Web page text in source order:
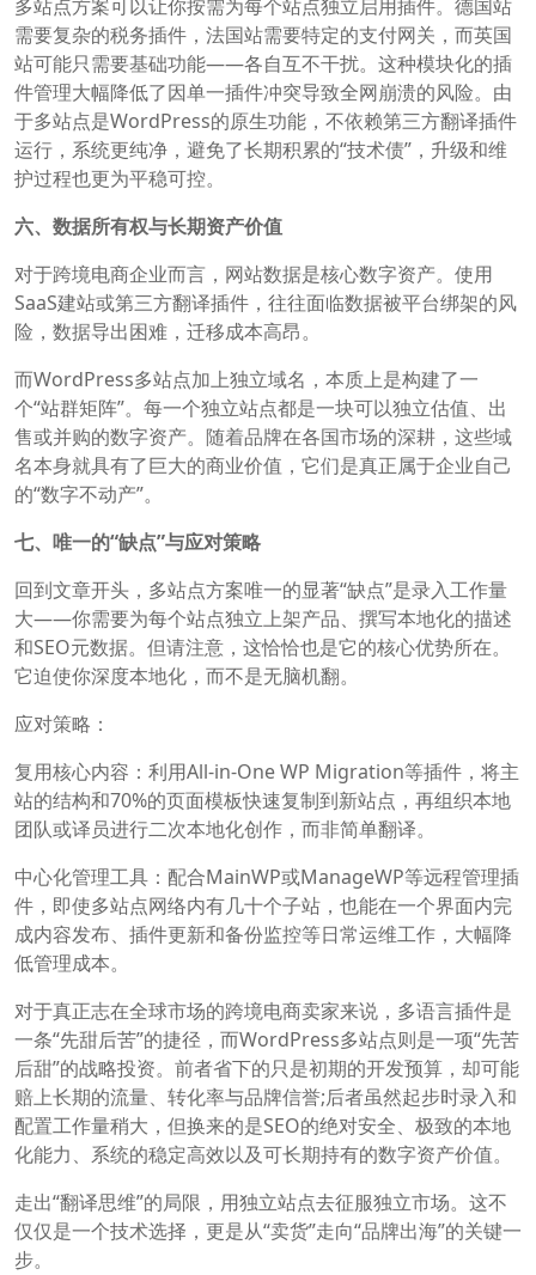
多站点方案可以让你按需为每个站点独立启用插件。德国站
需要复杂的税务插件，法国站需要特定的支付网关，而英国
站可能只需要基础功能——各自互不干扰。这种模块化的插
件管理大幅降低了因单一插件冲突导致全网崩溃的风险。由
于多站点是WordPress的原生功能，不依赖第三方翻译插件
运行，系统更纯净，避免了长期积累的“技术债”，升级和维
护过程也更为平稳可控。
六、数据所有权与长期资产价值
对于跨境电商企业而言，网站数据是核心数字资产。使用
SaaS建站或第三方翻译插件，往往面临数据被平台绑架的风
险，数据导出困难，迁移成本高昂。
而WordPress多站点加上独立域名，本质上是构建了一
个“站群矩阵”。每一个独立站点都是一块可以独立估值、出
售或并购的数字资产。随着品牌在各国市场的深耕，这些域
名本身就具有了巨大的商业价值，它们是真正属于企业自己
的“数字不动产”。
七、唯一的“缺点”与应对策略
回到文章开头，多站点方案唯一的显著“缺点”是录入工作量
大——你需要为每个站点独立上架产品、撰写本地化的描述
和SEO元数据。但请注意，这恰恰也是它的核心优势所在。
它迫使你深度本地化，而不是无脑机翻。
应对策略：
复用核心内容：利用All-in-One WP Migration等插件，将主
站的结构和70%的页面模板快速复制到新站点，再组织本地
团队或译员进行二次本地化创作，而非简单翻译。
中心化管理工具：配合MainWP或ManageWP等远程管理插
件，即使多站点网络内有几十个子站，也能在一个界面内完
成内容发布、插件更新和备份监控等日常运维工作，大幅降
低管理成本。
对于真正志在全球市场的跨境电商卖家来说，多语言插件是
一条“先甜后苦”的捷径，而WordPress多站点则是一项“先苦
后甜”的战略投资。前者省下的只是初期的开发预算，却可能
赔上长期的流量、转化率与品牌信誉;后者虽然起步时录入和
配置工作量稍大，但换来的是SEO的绝对安全、极致的本地
化能力、系统的稳定高效以及可长期持有的数字资产价值。
走出“翻译思维”的局限，用独立站点去征服独立市场。这不
仅仅是一个技术选择，更是从“卖货”走向“品牌出海”的关键一
步。